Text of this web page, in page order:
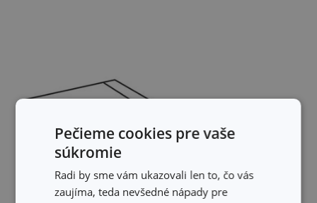
Pečieme cookies pre vaše
súkromie
Radi by sme vám ukazovali len to, čo vás
zaujíma, teda nevšedné nápady pre